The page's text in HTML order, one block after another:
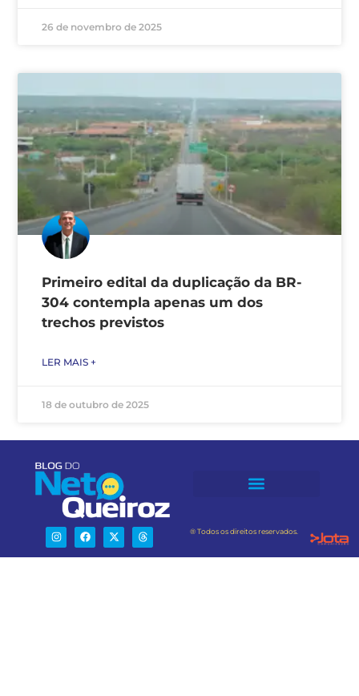
26 de novembro de 2025
Primeiro edital da duplicação da BR-
304 contempla apenas um dos
trechos previstos
LER MAIS +
18 de outubro de 2025
® Todos os direitos reservados.